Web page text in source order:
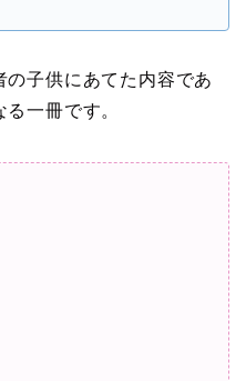
の子供にあてた内容であ
一冊です。